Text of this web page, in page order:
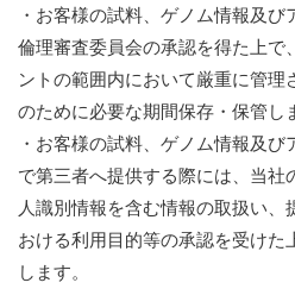
・お客様の試料、ゲノム情報及
倫理審査委員会の承認を得た上で
ントの範囲内において厳重に管理
のために必要な期間保存・保管し
・お客様の試料、ゲノム情報及
で第三者へ提供する際には、当社
人識別情報を含む情報の取扱い、
おける利用目的等の承認を受けた
します。